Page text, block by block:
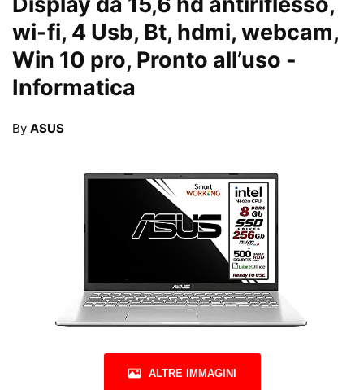
wi-fi, 4 Usb, Bt, hdmi, webcam,
Win 10 pro, Pronto all’uso -
Informatica
By ASUS
ALTRE IMMAGINI